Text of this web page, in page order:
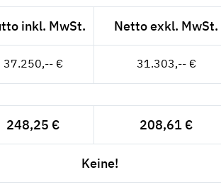
inkl. MwSt. Netto exkl. MwSt.
37.250,-- € 31.303,-- €
248,25 € 208,61 €
Keine!